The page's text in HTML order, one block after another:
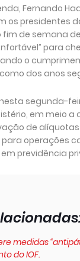
Fernando
os presidentes
de semana
para
o
dos anos
segunda-
em meio a
de alíquotas
operações
previdência
medidas
do IOF.